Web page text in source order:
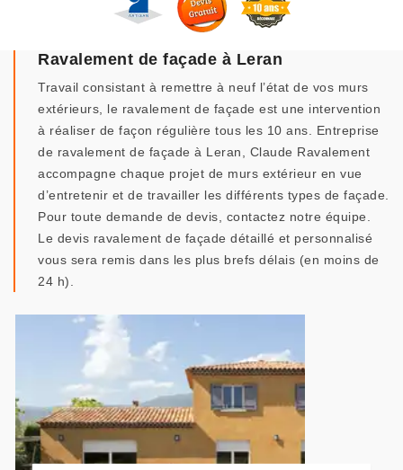
Ravalement de façade à Leran
Travail consistant à remettre à neuf l’état de vos murs
extérieurs, le ravalement de façade est une intervention
à réaliser de façon régulière tous les 10 ans. Entreprise
de ravalement de façade à Leran, Claude Ravalement
accompagne chaque projet de murs extérieur en vue
d’entretenir et de travailler les différents types de façade.
Pour toute demande de devis, contactez notre équipe.
Le devis ravalement de façade détaillé et personnalisé
vous sera remis dans les plus brefs délais (en moins de
24 h).